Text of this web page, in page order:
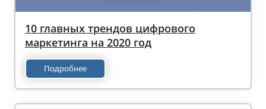
10 главных трендов цифрового
маркетинга на 2020 год
Подробнее